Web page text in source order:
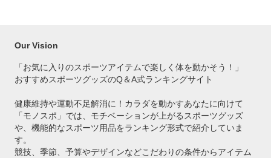
Our Vision
「お気に入りのスポーツアイテムで楽しく体を動かそう！」
おすすめスポーツグッズのQ＆A式ランキングサイト
健康維持や運動不足解消に！カラダを動かすあなたに向けて
「モノスポ」では、モチベーションが上がるスポーツグッズ
や、機能的なスポーツ用品をランキング形式で紹介していま
す。
競技、季節、予算やデザインなどこだわりの条件からアイテム